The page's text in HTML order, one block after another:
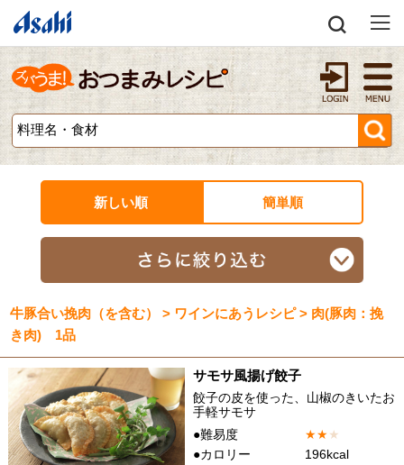
新しい順 簡単順
牛豚合い挽肉（を含む） > ワインにあうレシピ > 肉(豚肉：挽
き肉) 1品
サモサ風揚げ餃子
餃子の皮を使った、山椒のきいたお
手軽サモサ
●難易度
★★★
●カロリー
196kcal